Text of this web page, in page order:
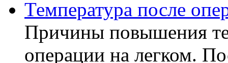
Температура после
Причины повышения
операции на легком.